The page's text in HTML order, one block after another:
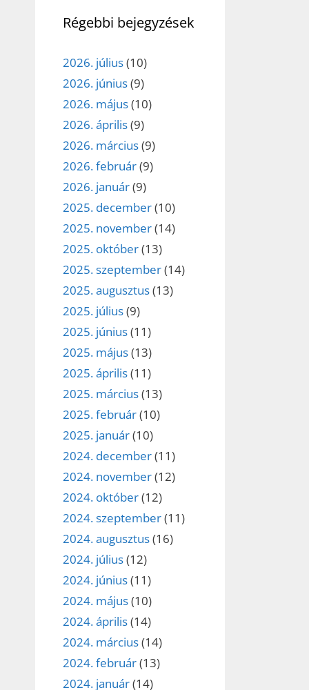
Régebbi bejegyzések
2026. július(10)
2026. június(9)
2026. május(10)
2026. április(9)
2026. március(9)
2026. február(9)
2026. január(9)
2025. december(10)
2025. november(14)
2025. október(13)
2025. szeptember(14)
2025. augusztus(13)
2025. július(9)
2025. június(11)
2025. május(13)
2025. április(11)
2025. március(13)
2025. február(10)
2025. január(10)
2024. december(11)
2024. november(12)
2024. október(12)
2024. szeptember(11)
2024. augusztus(16)
2024. július(12)
2024. június(11)
2024. május(10)
2024. április(14)
2024. március(14)
2024. február(13)
2024. január(14)